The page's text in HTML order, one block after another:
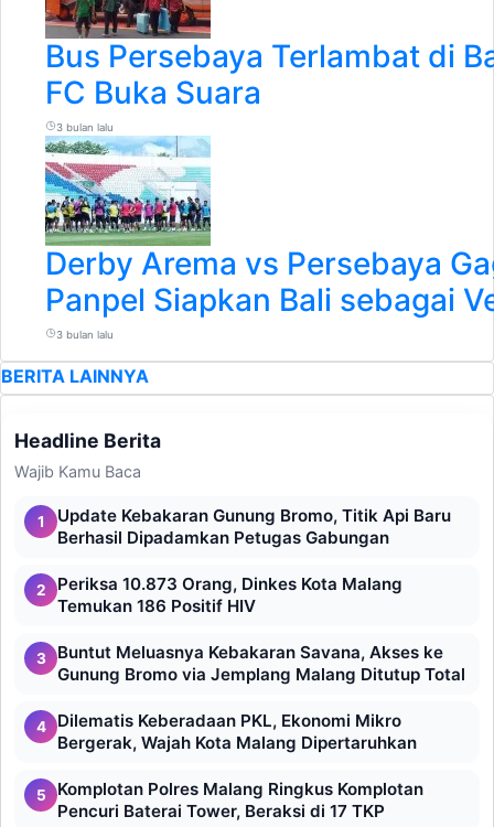
Bus Persebaya Terlambat di
FC Buka Suara
3 bulan lalu
Derby Arema vs Persebaya
Panpel Siapkan Bali sebagai
3 bulan lalu
BERITA LAINNYA
Headline Berita
Wajib Kamu Baca
1
Update Kebakaran Gunung Bromo, Titik Api Baru
Berhasil Dipadamkan Petugas Gabungan
2
Periksa 10.873 Orang, Dinkes Kota Malang
Temukan 186 Positif HIV
3
Buntut Meluasnya Kebakaran Savana, Akses ke
Gunung Bromo via Jemplang Malang Ditutup Total
4
Dilematis Keberadaan PKL, Ekonomi Mikro
Bergerak, Wajah Kota Malang Dipertaruhkan
5
Komplotan Polres Malang Ringkus Komplotan
Pencuri Baterai Tower, Beraksi di 17 TKP